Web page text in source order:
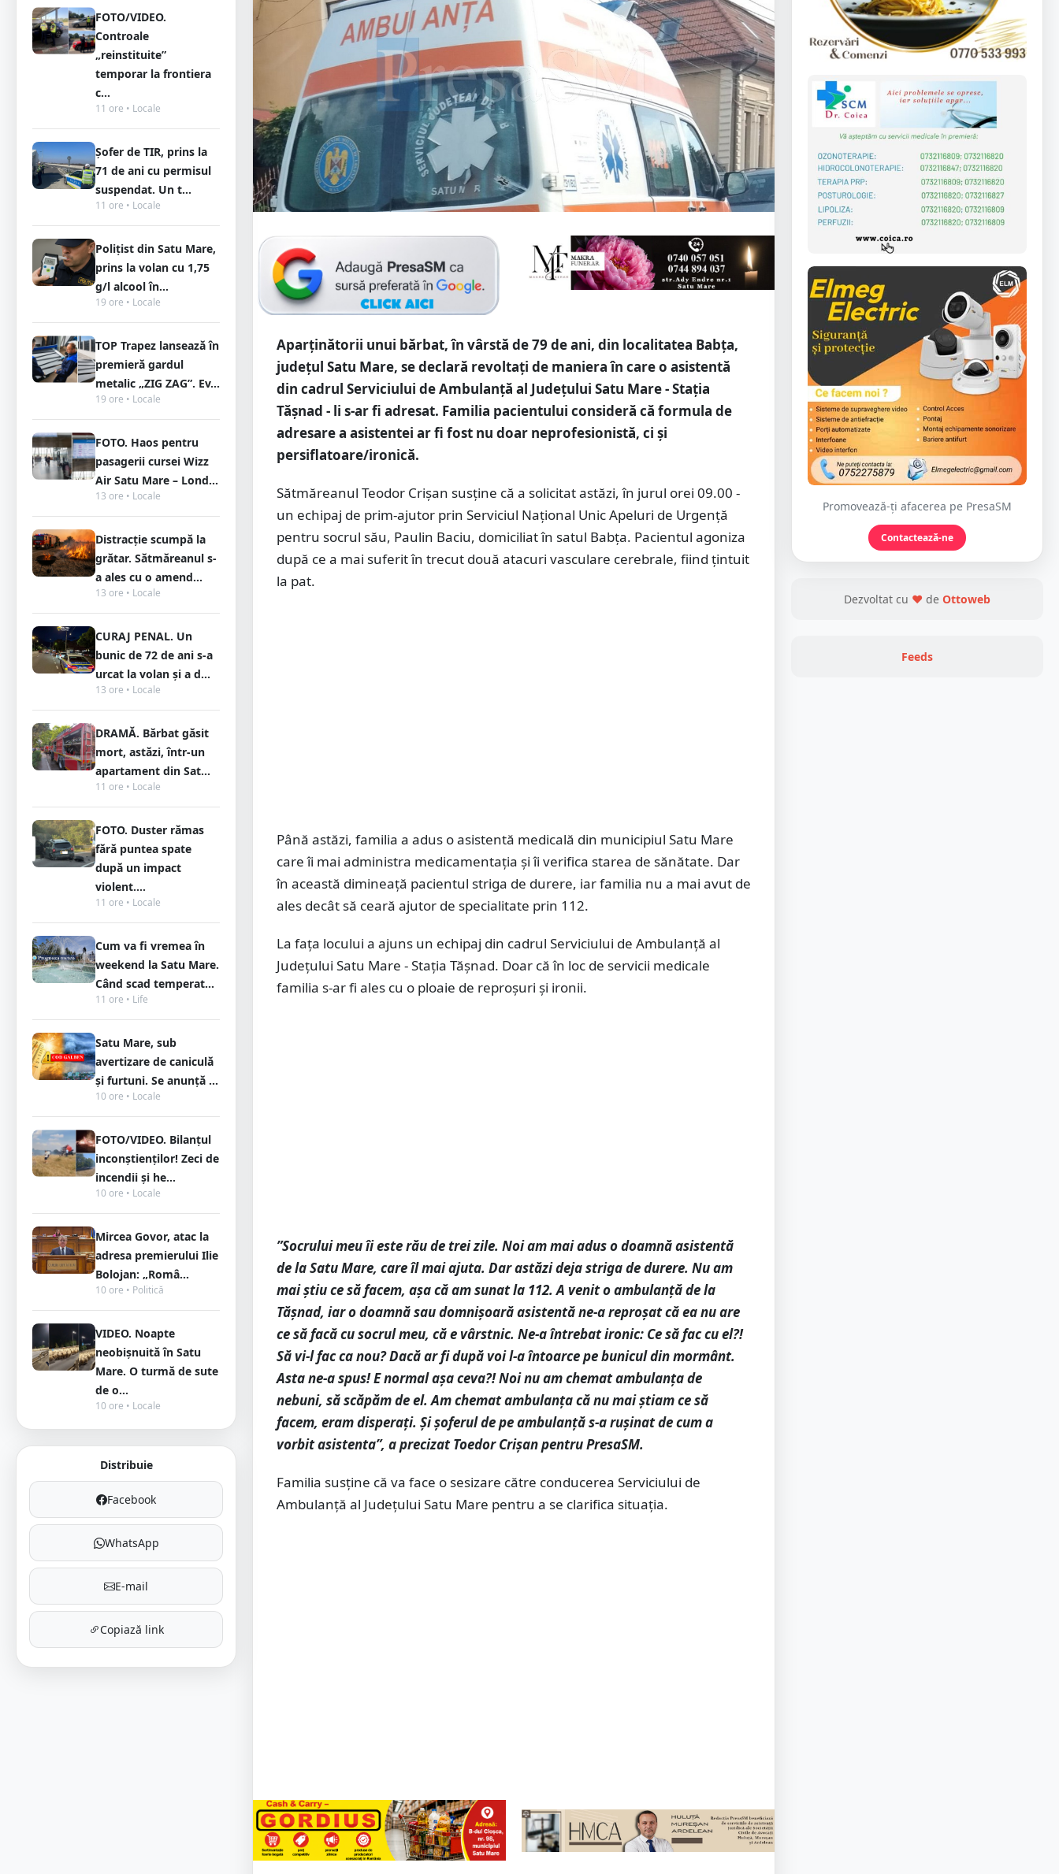
FOTO/VIDEO.
Controale
„reinstituite”
temporar la frontiera
c...
11 ore • Locale
Șofer de TIR, prins la
71 de ani cu permisul
suspendat. Un t...
11 ore • Locale
Polițist din Satu Mare,
prins la volan cu 1,75
g/l alcool în...
19 ore • Locale
TOP Trapez lansează în
premieră gardul
metalic „ZIG ZAG”. Ev...
19 ore • Locale
FOTO. Haos pentru
pasagerii cursei Wizz
Air Satu Mare – Lond...
13 ore • Locale
Distracție scumpă la
grătar. Sătmăreanul s-
a ales cu o amend...
13 ore • Locale
CURAJ PENAL. Un
bunic de 72 de ani s-a
urcat la volan și a d...
13 ore • Locale
DRAMĂ. Bărbat găsit
mort, astăzi, într-un
apartament din Sat...
11 ore • Locale
FOTO. Duster rămas
fără puntea spate
după un impact
violent....
11 ore • Locale
Cum va fi vremea în
weekend la Satu Mare.
Când scad temperat...
11 ore • Life
Satu Mare, sub
avertizare de caniculă
și furtuni. Se anunță ...
10 ore • Locale
FOTO/VIDEO. Bilanțul
inconștienților! Zeci de
incendii și he...
10 ore • Locale
Mircea Govor, atac la
adresa premierului Ilie
Bolojan: „Româ...
10 ore • Politică
VIDEO. Noapte
neobișnuită în Satu
Mare. O turmă de sute
de o...
10 ore • Locale
Distribuie
Facebook
WhatsApp
E-mail
Copiază link
Aparținătorii unui bărbat, în vârstă de 79 de ani, din localitatea Babța,
județul Satu Mare, se declară revoltați de maniera în care o asistentă
din cadrul Serviciului de Ambulanță al Județului Satu Mare - Stația
Tășnad - li s-ar fi adresat. Familia pacientului consideră că formula de
adresare a asistentei ar fi fost nu doar neprofesionistă, ci și
persiflatoare/ironică.
Sătmăreanul Teodor Crișan susține că a solicitat astăzi, în jurul orei 09.00 -
un echipaj de prim-ajutor prin Serviciul Național Unic Apeluri de Urgență
pentru socrul său, Paulin Baciu, domiciliat în satul Babța. Pacientul agoniza
după ce a mai suferit în trecut două atacuri vasculare cerebrale, fiind țintuit
la pat.
Până astăzi, familia a adus o asistentă medicală din municipiul Satu Mare
care îi mai administra medicamentația și îi verifica starea de sănătate. Dar
în această dimineață pacientul striga de durere, iar familia nu a mai avut de
ales decât să ceară ajutor de specialitate prin 112.
La fața locului a ajuns un echipaj din cadrul Serviciului de Ambulanță al
Județului Satu Mare - Stația Tășnad. Doar că în loc de servicii medicale
familia s-ar fi ales cu o ploaie de reproșuri și ironii.
”Socrului meu îi este rău de trei zile. Noi am mai adus o doamnă asistentă
de la Satu Mare, care îl mai ajuta. Dar astăzi deja striga de durere. Nu am
mai știu ce să facem, așa că am sunat la 112. A venit o ambulanță de la
Tășnad, iar o doamnă sau domnișoară asistentă ne-a reproșat că ea nu are
ce să facă cu socrul meu, că e vârstnic. Ne-a întrebat ironic: Ce să fac cu el?!
Să vi-l fac ca nou? Dacă ar fi după voi l-a întoarce pe bunicul din mormânt.
Asta ne-a spus! E normal așa ceva?! Noi nu am chemat ambulanța de
nebuni, să scăpăm de el. Am chemat ambulanța că nu mai știam ce să
facem, eram disperați. Și șoferul de pe ambulanță s-a rușinat de cum a
vorbit asistenta”, a precizat Toedor Crișan pentru PresaSM.
Familia susține că va face o sesizare către conducerea Serviciului de
Ambulanță al Județului Satu Mare pentru a se clarifica situația.
Promovează-ți afacerea pe PresaSM
Contactează-ne
Dezvoltat cu ❤ de Ottoweb
Feeds